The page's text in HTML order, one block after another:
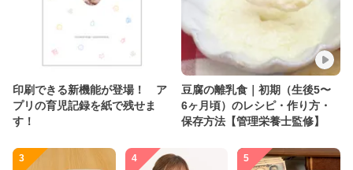
印刷できる新機能が登場！ ア
プリの育児記録を紙で残せま
す！
豆腐の離乳食｜初期（生後5〜
6ヶ月頃）のレシピ・作り方・
保存方法【管理栄養士監修】
3 4 5